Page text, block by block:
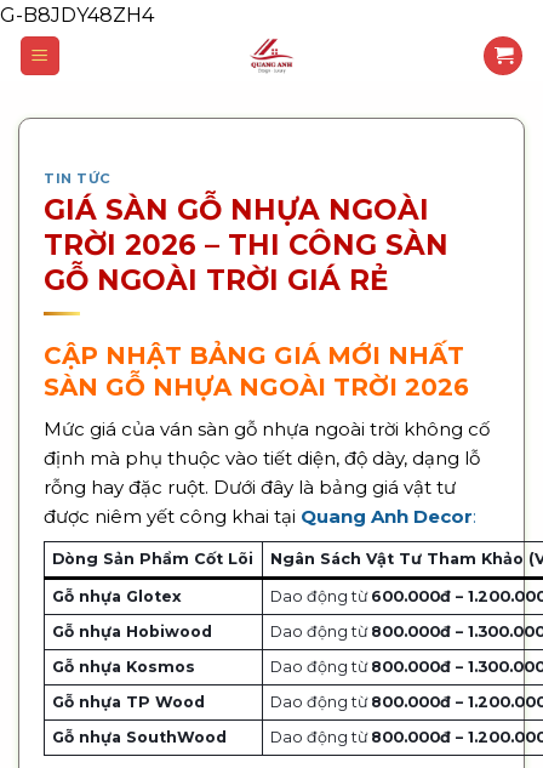
G-B8JDY48ZH4Skip
TIN TỨC
GIÁ SÀN GỖ NHỰA NGOÀI
TRỜI 2026 – THI CÔNG SÀN
GỖ NGOÀI TRỜI GIÁ RẺ
CẬP NHẬT BẢNG GIÁ MỚI NHẤT
SÀN GỖ NHỰA NGOÀI TRỜI 2026
Mức giá của ván sàn gỗ nhựa ngoài trời không cố
định mà phụ thuộc vào tiết diện, độ dày, dạng lỗ
rỗng hay đặc ruột. Dưới đây là bảng giá vật tư
được niêm yết công khai tại Quang Anh Decor:
Dòng Sản Phẩm Cốt Lõi Ngân Sách Vật Tư Tham Khảo
Gỗ nhựa Glotex Dao động từ 600.000đ –
Gỗ nhựa Hobiwood
Dao động từ 800.000đ –
Gỗ nhựa Kosmos
Dao động từ 800.000đ –
Gỗ nhựa TP Wood
Dao động từ 800.000đ –
Gỗ nhựa SouthWood
Dao động từ 800.000đ –